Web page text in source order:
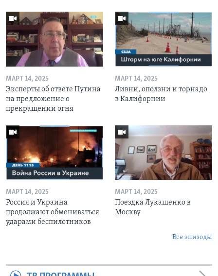
МАРТ 14, 2025
Эксперты об ответе Путина
на предложение о
прекращении огня
МАРТ 14, 2025
Ливни, оползни и торнадо
в Калифорнии
МАРТ 14, 2025
Россия и Украина
продолжают обмениваться
ударами беспилотников
МАРТ 14, 2025
Поездка Лукашенко в
Москву
Все эпизоды